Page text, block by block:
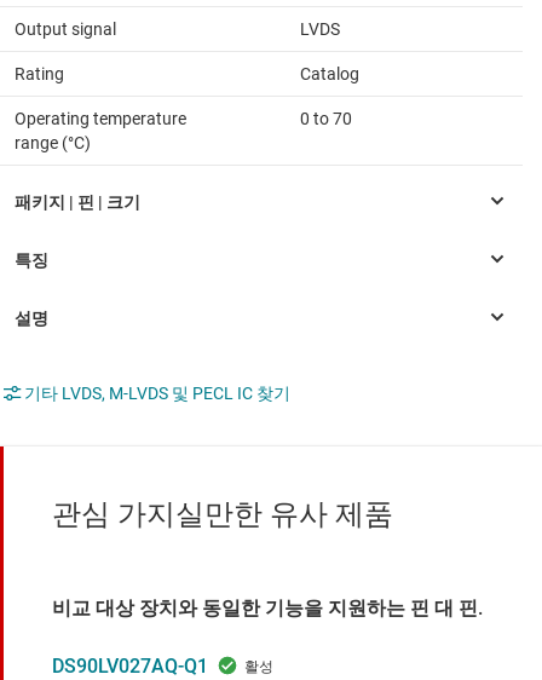
Output signal LVDS
Rating Catalog
Operating temperature
range (°C)
0 to 70
기타 LVDS, M-LVDS 및 PECL IC 찾기
관심 가지실만한 유사 제품
비교 대상 장치와 동일한 기능을 지원하는 핀 대 핀.
DS90LV027AQ-Q1